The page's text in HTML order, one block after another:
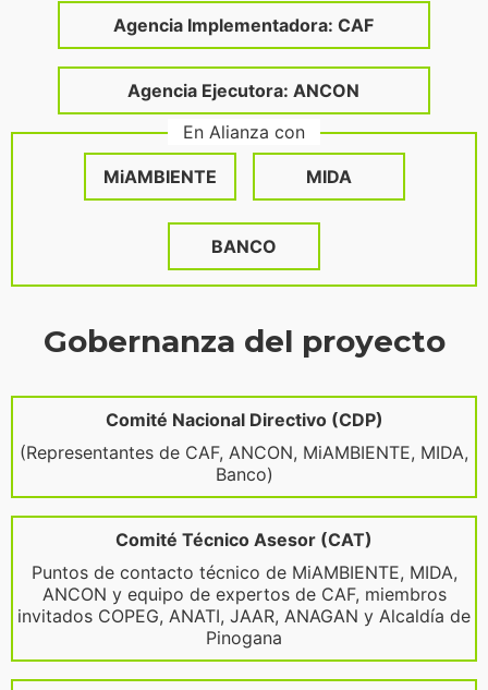
Agencia Implementadora: CAF
Agencia Ejecutora: ANCON
En Alianza con
MiAMBIENTE MIDA
BANCO
Gobernanza del proyecto
Comité Nacional Directivo (CDP)
(Representantes de CAF, ANCON, MiAMBIENTE, MIDA,
Banco)
Comité Técnico Asesor (CAT)
Puntos de contacto técnico de MiAMBIENTE, MIDA,
ANCON y equipo de expertos de CAF, miembros
invitados COPEG, ANATI, JAAR, ANAGAN y Alcaldía de
Pinogana